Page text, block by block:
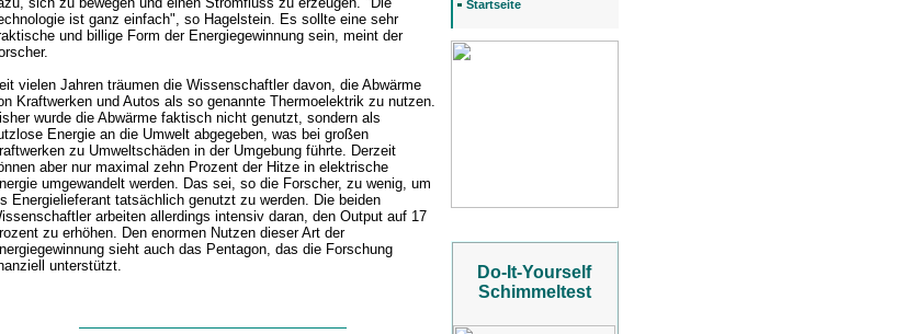
ist ganz einfach", so Hagelstein. Es sollte eine sehr
und billige Form der Energiegewinnung sein, meint der
vielen Jahren träumen die Wissenschaftler davon, die Abwärme
Kraftwerken und Autos als so genannte Thermoelektrik zu nutzen.
wurde die Abwärme faktisch nicht genutzt, sondern als
Energie an die Umwelt abgegeben, was bei großen
zu Umweltschäden in der Umgebung führte. Derzeit
aber nur maximal zehn Prozent der Hitze in elektrische
umgewandelt werden. Das sei, so die Forscher, zu wenig, um
Energielieferant tatsächlich genutzt zu werden. Die beiden
arbeiten allerdings intensiv daran, den Output auf 17
zu erhöhen. Den enormen Nutzen dieser Art der
sieht auch das Pentagon, das die Forschung
unterstützt.
Startseite
Do-It-Yourself
Schimmeltest